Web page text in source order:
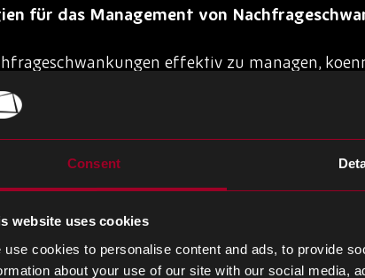
Consent
website uses cookies
use cookies to personalise content and ads, to provide
about your use of our site with our social media,
für das Management von
effektiv zu managen,
und Prognosetechniken spielen eine
und der Vorhersage der zukünftigen
koennen Unternehmen fundierte
und Ressourcenzuweisung
und Kommunikation mit
von Angebot und Nachfrage und damit